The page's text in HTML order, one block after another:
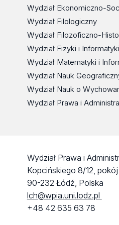
Wydział Ekonomiczno-
Wydział Filologiczny
Wydział Filozoficzno-
Wydział Fizyki i
Wydział Matematyki i
Wydział Nauk
Wydział Nauk o
Wydział Prawa i
Wydział Prawa i
Kopcińskiego 8/12, pokój
90-232 Łódź, Polska
lch@wpia.uni.lodz.pl
+48 42 635 63 78